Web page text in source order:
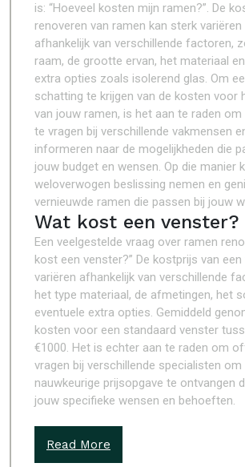
is: “Hoeveel kosten mijn ramen?”. De
renoveren van ramen kan sterk variëren
afhankelijk van verschillende factoren,
raam, de grootte ervan, het materiaal
extra opties zoals isolerend glas. Om
schatting te krijgen van de kosten voor
van jouw ramen, is het aan te raden
te vragen bij verschillende vakmensen
informeren naar de mogelijkheden die
jouw budget en wensen. Op die manier
weloverwogen beslissing nemen en
vernieuwde ramen die passen bij jouw
Wat kost een venster?
Een veelgestelde vraag over ramen
kost een venster?” De kostprijs van
variëren afhankelijk van verschillende
het type materiaal, de afmetingen, het
eventuele extra opties. Gemiddeld
kosten voor een standaard venster
€1000. Het is echter aan te raden om
vragen bij verschillende specialisten om
nauwkeurige prijsopgave te ontvangen
jouw specifieke wensen en behoeften.
Read More